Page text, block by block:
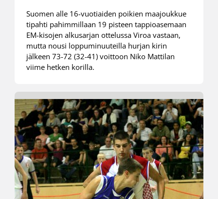
Suomen alle 16-vuotiaiden poikien maajoukkue
tipahti pahimmillaan 19 pisteen tappioasemaan
EM-kisojen alkusarjan ottelussa Viroa vastaan,
mutta nousi loppuminuuteilla hurjan kirin
jälkeen 73-72 (32-41) voittoon Niko Mattilan
viime hetken korilla.